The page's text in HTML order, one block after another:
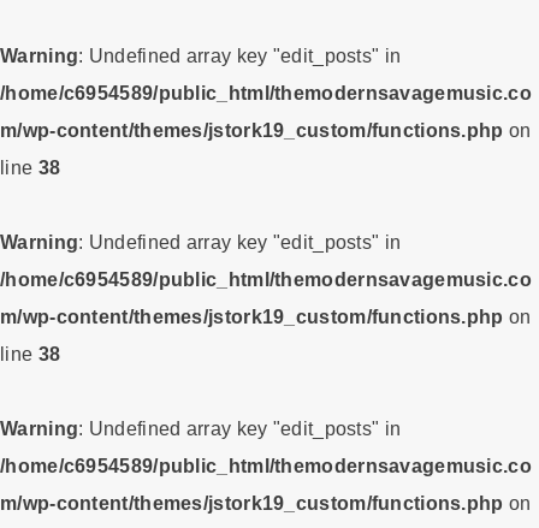
Warning: Undefined array key "edit_posts" in
/home/c6954589/public_html/themodernsavagemusic.co
m/wp-content/themes/jstork19_custom/functions.php on
line 38
Warning: Undefined array key "edit_posts" in
/home/c6954589/public_html/themodernsavagemusic.co
m/wp-content/themes/jstork19_custom/functions.php on
line 38
Warning: Undefined array key "edit_posts" in
/home/c6954589/public_html/themodernsavagemusic.co
m/wp-content/themes/jstork19_custom/functions.php on